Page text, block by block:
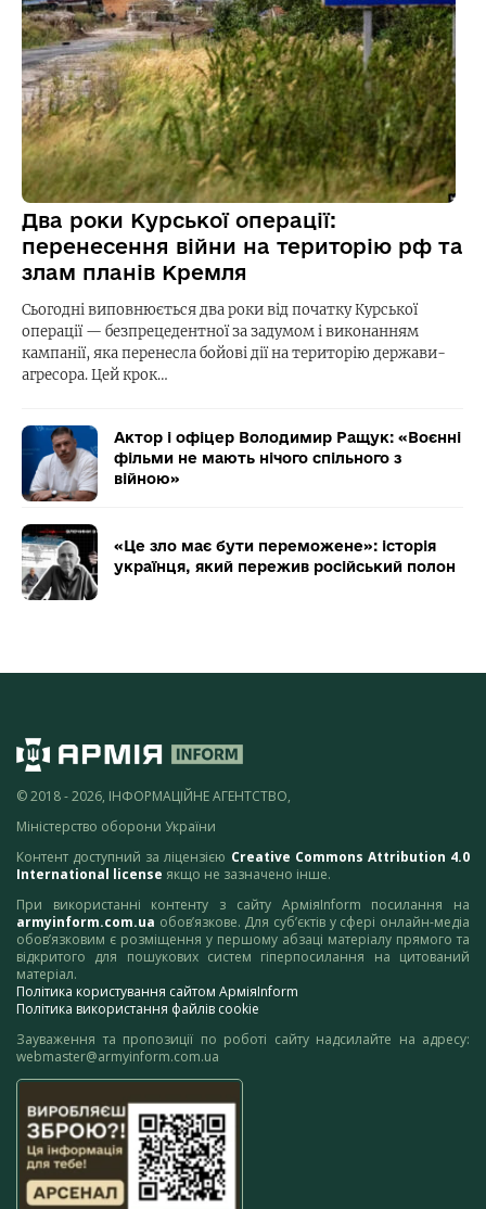
Два роки Курської операції:
перенесення війни на територію рф та
злам планів Кремля
Сьогодні виповнюється два роки від початку Курської
операції — безпрецедентної за задумом і виконанням
кампанії, яка перенесла бойові дії на територію держави-
агресора. Цей крок…
Актор і офіцер Володимир Ращук: «Воєнні
фільми не мають нічого спільного з
війною»
«Це зло має бути переможене»: історія
українця, який пережив російський полон
© 2018 - 2026, ІНФОРМАЦІЙНЕ АГЕНТСТВО,
Міністерство оборони України
Контент доступний за ліцензією Creative Commons Attribution 4.0
International license якщо не зазначено інше.
При використанні контенту з сайту АрміяInform посилання на
armyinform.com.ua обов’язкове. Для суб’єктів у сфері онлайн-медіа
обов’язковим є розміщення у першому абзаці матеріалу прямого та
відкритого для пошукових систем гіперпосилання на цитований
матеріал.
Політика користування сайтом АрміяInform
Політика використання файлів cookie
Зауваження та пропозиції по роботі сайту надсилайте на адресу:
webmaster@armyinform.com.ua